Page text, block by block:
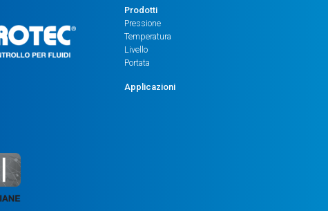
Prodotti
Pressione
Temperatura
Livello
Portata
Applicazioni